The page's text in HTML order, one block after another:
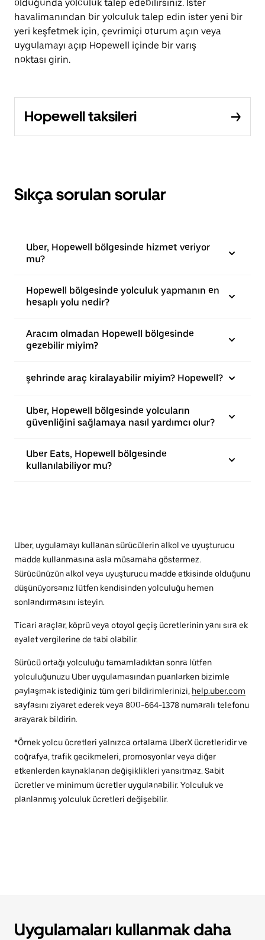
olduğunda yolculuk talep edebilirsiniz. İster
havalimanından bir yolculuk talep edin ister yeni bir
yeri keşfetmek için, çevrimiçi oturum açın veya
uygulamayı açıp Hopewell içinde bir varış
noktası girin.
Hopewell taksileri
Sıkça sorulan sorular
Uber, Hopewell bölgesinde hizmet veriyor
mu?
Hopewell bölgesinde yolculuk yapmanın en
hesaplı yolu nedir?
Aracım olmadan Hopewell bölgesinde
gezebilir miyim?
şehrinde araç kiralayabilir miyim? Hopewell?
Uber, Hopewell bölgesinde yolcuların
güvenliğini sağlamaya nasıl yardımcı olur?
Uber Eats, Hopewell bölgesinde
kullanılabiliyor mu?
Uber, uygulamayı kullanan sürücülerin alkol ve uyuşturucu
madde kullanmasına asla müsamaha göstermez.
Sürücünüzün alkol veya uyuşturucu madde etkisinde olduğunu
düşünüyorsanız lütfen kendisinden yolculuğu hemen
sonlandırmasını isteyin.
Ticari araçlar, köprü veya otoyol geçiş ücretlerinin yanı sıra ek
eyalet vergilerine de tabi olabilir.
Sürücü ortağı yolculuğu tamamladıktan sonra lütfen
yolculuğunuzu Uber uygulamasından puanlarken bizimle
paylaşmak istediğiniz tüm geri bildirimlerinizi, help.uber.com
sayfasını ziyaret ederek veya 800-664-1378 numaralı telefonu
arayarak bildirin.
*Örnek yolcu ücretleri yalnızca ortalama UberX ücretleridir ve
coğrafya, trafik gecikmeleri, promosyonlar veya diğer
etkenlerden kaynaklanan değişiklikleri yansıtmaz. Sabit
ücretler ve minimum ücretler uygulanabilir. Yolculuk ve
planlanmış yolculuk ücretleri değişebilir.
Uygulamaları kullanmak daha